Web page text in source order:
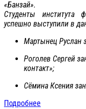
«Банзай».
Студенты института
успешно выступили в
Мартынец Руслан
Роголев Сергей
контакт»;
Сёмина Ксения
Подробнее